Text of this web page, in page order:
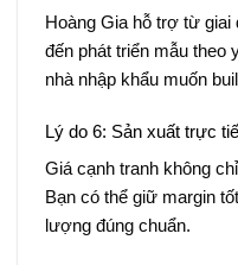
Hoàng Gia hỗ trợ từ
đến phát triển mẫu
nhà nhập khẩu muốn
Lý do 6: Sản xuất trực
Giá cạnh tranh không
Bạn có thể giữ margin
lượng đúng chuẩn.